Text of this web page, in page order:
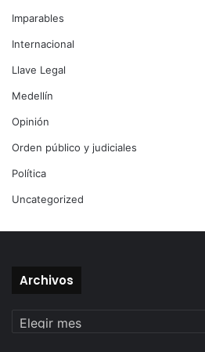
Imparables
Internacional
Llave Legal
Medellín
Opinión
Orden público y judiciales
Política
Uncategorized
Archivos